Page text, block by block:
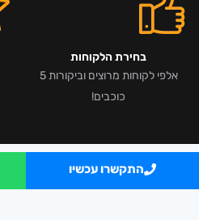
בחירת הלקוחות
אלפי לקוחות מרוצים וביקורות 5
כוכבים!
התקשרו עכשיו